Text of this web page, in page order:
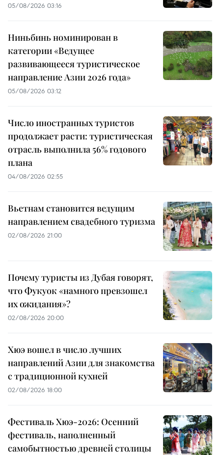
05/08/2026 03:16
Ниньбинь номинирован в
категории «Ведущее
развивающееся туристическое
направление Азии 2026 года»
05/08/2026 03:12
Число иностранных туристов
продолжает расти: туристическая
отрасль выполнила 56% годового
плана
04/08/2026 02:55
Вьетнам становится ведущим
направлением свадебного туризма
02/08/2026 21:00
Почему туристы из Дубая говорят,
что Фукуок «намного превзошел
их ожидания»?
02/08/2026 20:00
Хюэ вошел в число лучших
направлений Азии для знакомства
с традиционной кухней
02/08/2026 18:00
Фестиваль Хюэ-2026: Осенний
фестиваль, наполненный
самобытностью древней столицы